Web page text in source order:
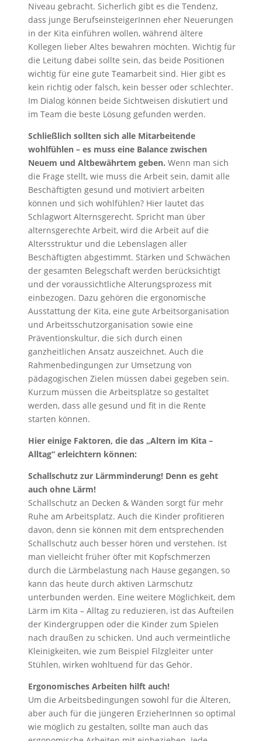
Niveau gebracht. Sicherlich gibt es die Tendenz,
dass junge BerufseinsteigerInnen eher Neuerungen
in der Kita einführen wollen, während ältere
Kollegen lieber Altes bewahren möchten. Wichtig für
die Leitung dabei sollte sein, das beide Positionen
wichtig für eine gute Teamarbeit sind. Hier gibt es
kein richtig oder falsch, kein besser oder schlechter.
Im Dialog können beide Sichtweisen diskutiert und
im Team die beste Lösung gefunden werden.
Schließlich sollten sich alle Mitarbeitende
wohlfühlen – es muss eine Balance zwischen
Neuem und Altbewährtem geben. Wenn man sich
die Frage stellt, wie muss die Arbeit sein, damit alle
Beschäftigten gesund und motiviert arbeiten
können und sich wohlfühlen? Hier lautet das
Schlagwort Alternsgerecht. Spricht man über
alternsgerechte Arbeit, wird die Arbeit auf die
Altersstruktur und die Lebenslagen aller
Beschäftigten abgestimmt. Stärken und Schwächen
der gesamten Belegschaft werden berücksichtigt
und der voraussichtliche Alterungsprozess mit
einbezogen. Dazu gehören die ergonomische
Ausstattung der Kita, eine gute Arbeitsorganisation
und Arbeitsschutzorganisation sowie eine
Präventionskultur, die sich durch einen
ganzheitlichen Ansatz auszeichnet. Auch die
Rahmenbedingungen zur Umsetzung von
pädagogischen Zielen müssen dabei gegeben sein.
Kurzum müssen die Arbeitsplätze so gestaltet
werden, dass alle gesund und fit in die Rente
starten können.
Hier einige Faktoren, die das „Altern im Kita –
Alltag“ erleichtern können:
Schallschutz zur Lärmminderung! Denn es geht
auch ohne Lärm!
Schallschutz an Decken & Wänden sorgt für mehr
Ruhe am Arbeitsplatz. Auch die Kinder profitieren
davon, denn sie können mit dem entsprechenden
Schallschutz auch besser hören und verstehen. Ist
man vielleicht früher öfter mit Kopfschmerzen
durch die Lärmbelastung nach Hause gegangen, so
kann das heute durch aktiven Lärmschutz
unterbunden werden. Eine weitere Möglichkeit, dem
Lärm im Kita – Alltag zu reduzieren, ist das Aufteilen
der Kindergruppen oder die Kinder zum Spielen
nach draußen zu schicken. Und auch vermeintliche
Kleinigkeiten, wie zum Beispiel Filzgleiter unter
Stühlen, wirken wohltuend für das Gehör.
Ergonomisches Arbeiten hilft auch!
Um die Arbeitsbedingungen sowohl für die Älteren,
aber auch für die jüngeren ErzieherInnen so optimal
wie möglich zu gestalten, sollte man auch das